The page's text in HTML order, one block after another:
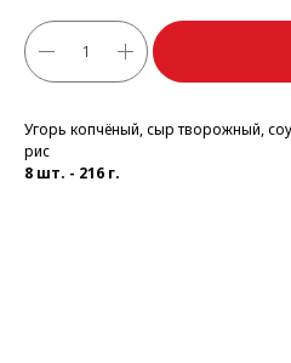
Угорь копчёный, сыр творожный,
рис
8 шт. - 216 г.